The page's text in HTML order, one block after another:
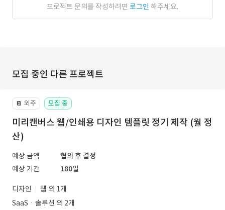
프로젝트 문의를 작성하려면 로그인 해주세요.
모집 중인 다른 프로젝트
📔 외주 모집 중
미리캔버스 웹/인쇄용 디자인 템플릿 정기 제작 (월 정
산)
예상 금액
협의 후 결정
예상 기간
180일
디자인
웹 외 1개
SaaSㆍ솔루션 외 2개